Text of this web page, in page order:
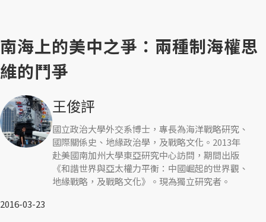
南海上的美中之爭：兩種制海權思
維的鬥爭
王俊評
國立政治大學外交系博士，專長為海洋戰略研究、
國際關係史、地緣政治學，及戰略文化。2013年
赴美國南加州大學東亞研究中心訪問，期間出版
《和諧世界與亞太權力平衡：中國崛起的世界觀、
地緣戰略，及戰略文化》。現為獨立研究者。
2016-03-23